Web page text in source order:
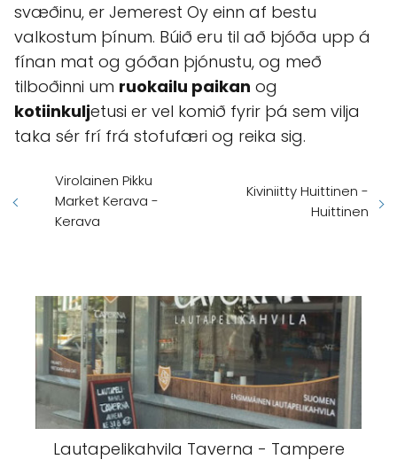
svæðinu, er Jemerest Oy einn af bestu
valkostum þínum. Búið eru til að bjóða upp á
fínan mat og góðan þjónustu, og með
tilboðinni um ruokailu paikan og
kotiinkuljetusi er vel komið fyrir þá sem vilja
taka sér frí frá stofufæri og reika sig.
Virolainen Pikku
Market Kerava -
Kerava
Kiviniitty Huittinen -
Huittinen
Lautapelikahvila Taverna - Tampere